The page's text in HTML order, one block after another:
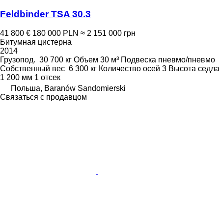
Feldbinder TSA 30.3
41 800 € 180 000 PLN ≈ 2 151 000 грн
Битумная цистерна
2014
Грузопод. 30 700 кг Объем 30 м³ Подвеска пневмо/пневмо
Собственный вес 6 300 кг Количество осей 3 Высота седла
1 200 мм 1 отсек
Польша, Baranów Sandomierski
Связаться с продавцом